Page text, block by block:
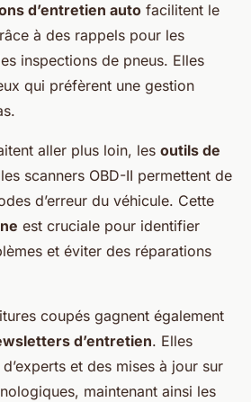
d’entretien auto facilitent le
à des rappels pour les
inspections de pneus. Elles
qui préfèrent une gestion
aller plus loin, les outils de
scanners OBD-II permettent de
d’erreur du véhicule. Cette
est cruciale pour identifier
et éviter des réparations
coupés gagnent également
d’entretien. Elles
et des mises à jour sur
maintenant ainsi les